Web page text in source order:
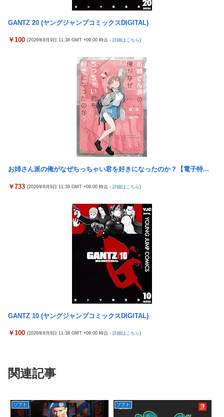
かUCの時って1000円25ぐらい回ったもんな
欧州「日本だけ反則だろ…」 世界の『日本びいき』にヨーロッパ
【悲報】エルデンリング始めたけど難しい
村上、100マイルのシンカーを逆方向へ26号HR!!!!
GLAY・TERUとパフィー亜美のレアな夫婦ショットが公開
スマスロモンキーターンRED（セブンリーグ/山佐ネクスト）
【衝撃】痩せたい奴は「コレ」を飲むのガチでオススメｗｗｗｗ
【ウマ娘】武さんが引退したらウマ娘に実装されそう
サイバスターが一番輝いてたスパロボ
アと寄付をしている模様
GANTZ 20 (ヤングジャンプコミックスDIGITAL)
￥100 (2026年8月9日 11:38 GMT +09:00 時点 - 詳細はこちら)
お姉さん派の俺がなぜちっちゃい君を好きになったのか？【電子特...
￥733 (2026年8月9日 11:39 GMT +09:00 時点 - 詳細はこちら)
GANTZ 10 (ヤングジャンプコミックスDIGITAL)
￥100 (2026年8月9日 11:38 GMT +09:00 時点 - 詳細はこちら)
関連記事
ソフト ソフト